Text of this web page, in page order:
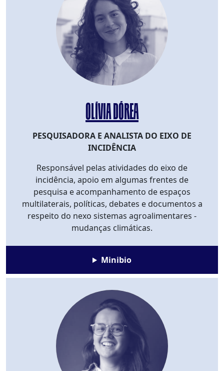
OLÍVIA DÓREA
PESQUISADORA E ANALISTA DO EIXO DE
INCIDÊNCIA
Responsável pelas atividades do eixo de
incidência, apoio em algumas frentes de
pesquisa e acompanhamento de espaços
multilaterais, políticas, debates e documentos a
respeito do nexo sistemas agroalimentares -
mudanças climáticas.
Minibio